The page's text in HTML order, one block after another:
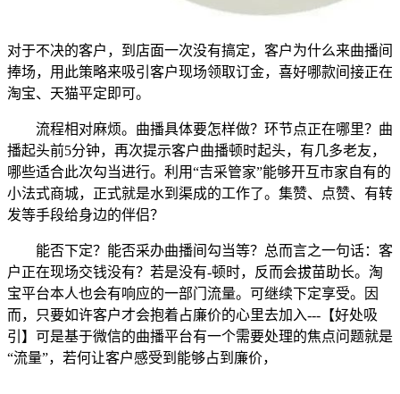
对于不决的客户，到店面一次没有搞定，客户为什么来曲播间
捧场，用此策略来吸引客户现场领取订金，喜好哪款间接正在
淘宝、天猫平定即可。
流程相对麻烦。曲播具体要怎样做？环节点正在哪里？曲
播起头前5分钟，再次提示客户曲播顿时起头，有几多老友，
哪些适合此次勾当进行。利用“吉采管家”能够开互市家自有的
小法式商城，正式就是水到渠成的工作了。集赞、点赞、有转
发等手段给身边的伴侣？
能否下定？能否采办曲播间勾当等？总而言之一句话：客
户正在现场交钱没有？若是没有-顿时，反而会拔苗助长。淘
宝平台本人也会有响应的一部门流量。可继续下定享受。因
而，只要如许客户才会抱着占廉价的心里去加入---【好处吸
引】可是基于微信的曲播平台有一个需要处理的焦点问题就是
“流量”，若何让客户感受到能够占到廉价，